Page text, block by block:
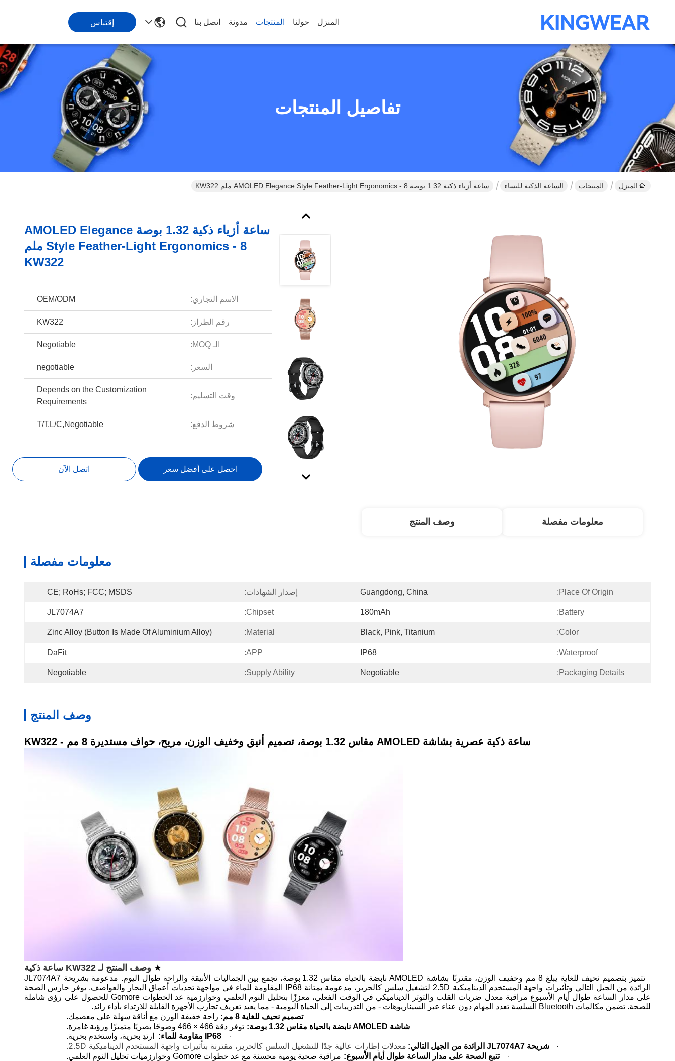
المنزل حولنا المنتجات مدونة اتصل بنا إقتباس
تفاصيل المنتجات
المنزل المنتجات الساعة الذكية للنساء ساعة أزياء ذكية 1.32 بوصة AMOLED Elegance Style Feather-Light Ergonomics - 8 ملم KW322
ساعة أزياء ذكية 1.32 بوصة AMOLED Elegance
Style Feather-Light Ergonomics - 8 ملم
KW322
الاسم التجاري: OEM/ODM
رقم الطراز: KW322
الـ MOQ: Negotiable
السعر: negotiable
وقت التسليم:
Depends on the Customization
Requirements
شروط الدفع: T/T,L/C,Negotiable
احصل على أفضل سعر اتصل الآن
معلومات مفصلة وصف المنتج
معلومات مفصلة
Place Of Origin:
Guangdong, China إصدار الشهادات: CE; RoHs; FCC; MSDS
Battery:
180mAh
Chipset:
JL7074A7
Color:
Black, Pink, Titanium
Material:
Zinc Alloy (Button Is Made Of Aluminium Alloy)
Waterproof:
IP68
APP:
DaFit
Packaging Details:
Negotiable
Supply Ability:
Negotiable
وصف المنتج
ساعة ذكية عصرية بشاشة AMOLED مقاس 1.32 بوصة، تصميم أنيق وخفيف الوزن، مريح، حواف مستديرة 8 مم - KW322
★ وصف المنتج لـ KW 322 ساعة ذكية
تتميز بتصميم نحيف للغاية يبلغ 8 مم وخفيف الوزن، مقترنًا بشاشة AMOLED نابضة بالحياة مقاس 1.32 بوصة، تجمع بين الجماليات الأنيقة والراحة طوال اليوم. مدعومة بشريحة JL7074A7
الرائدة من الجيل التالي وتأثيرات واجهة المستخدم الديناميكية 2.5D لتشغيل سلس كالحرير، مدعومة بمتانة IP68 المقاومة للماء في مواجهة تحديات أعماق البحار والعواصف. يوفر حارس الصحة
على مدار الساعة طوال أيام الأسبوع مراقبة معدل ضربات القلب والتوتر الديناميكي في الوقت الفعلي، معززًا بتحليل النوم العلمي وخوارزمية عد الخطوات Gomore للحصول على رؤى شاملة
للصحة. تضمن مكالمات Bluetooth السلسة تعدد المهام دون عناء عبر السيناريوهات - من التدريبات إلى الحياة اليومية - مما يعيد تعريف تجارب الأجهزة القابلة للارتداء بأداء رائد.
· تصميم نحيف للغاية 8 مم: راحة خفيفة الوزن مع أناقة سهلة على معصمك.
· شاشة AMOLED نابضة بالحياة مقاس 1.32 بوصة: توفر دقة 466 × 466 وضوحًا بصريًا متميزًا ورؤية غامرة.
·
IP68 مقاومة للماء: ارتدِ بحرية، واستخدم بحرية.
· شريحة JL7074A7 الرائدة من الجيل التالي: معدلات إطارات عالية جدًا للتشغيل السلس كالحرير، مقترنة بتأثيرات واجهة المستخدم الديناميكية 2.5D.
· تتبع الصحة على مدار الساعة طوال أيام الأسبوع: مراقبة صحية يومية محسنة مع عد خطوات Gomore وخوارزميات تحليل النوم العلمي.